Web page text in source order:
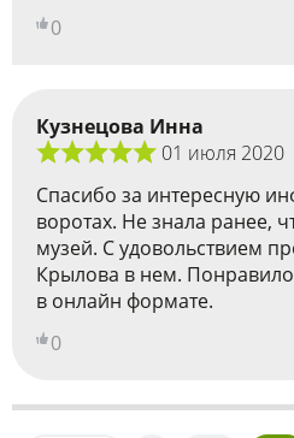
0
Кузнецова Инна
01 июля 2020
Спасибо за интересную
воротах. Не знала ранее,
музей. С удовольствием
Крылова в нем.
в онлайн формате.
0